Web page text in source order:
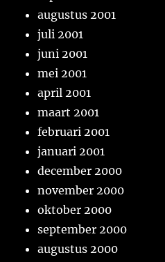
augustus 2001
juli 2001
juni 2001
mei 2001
april 2001
maart 2001
februari 2001
januari 2001
december 2000
november 2000
oktober 2000
september 2000
augustus 2000